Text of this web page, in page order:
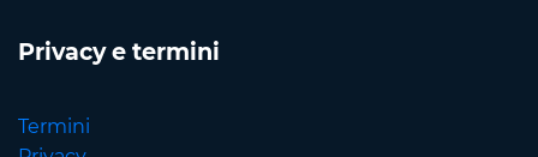
Privacy e termini
Termini